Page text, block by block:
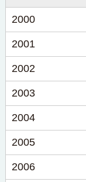
2000
2001
2002
2003
2004
2005
2006